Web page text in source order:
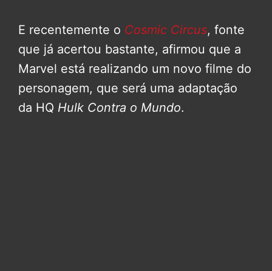
E recentemente o Cosmic Circus, fonte
que já acertou bastante, afirmou que a
Marvel está realizando um novo filme do
personagem, que será uma adaptação
da HQ Hulk Contra o Mundo.